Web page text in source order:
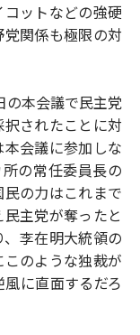
ットなどの強硬
関係も極限の対
の本会議で民主党
されたことに対
会議に参加しな
の常任委員長の
の力はこれまで
主党が奪ったと
李在明大統領の
のような独裁が
に直面するだろ